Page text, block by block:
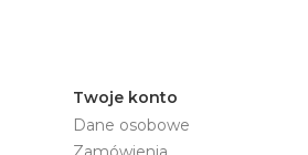
Twoje konto
Dane osobowe